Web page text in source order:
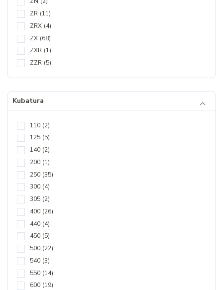
ZR (11)
ZRX (4)
ZX (68)
ZXR (1)
ZZR (5)
Kubatura
110 (2)
125 (5)
140 (2)
200 (1)
250 (35)
300 (4)
305 (2)
400 (26)
440 (4)
450 (5)
500 (22)
540 (3)
550 (14)
600 (19)